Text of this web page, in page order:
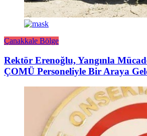
Çanakkale Bölge
Rektör Erenoğlu, Yangınla
ÇOMÜ Personeliyle Bir Araya